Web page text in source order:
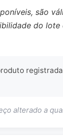
são
do lote
alterado a